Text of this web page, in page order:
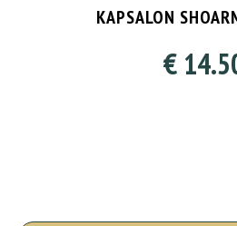
KAPSALON
€